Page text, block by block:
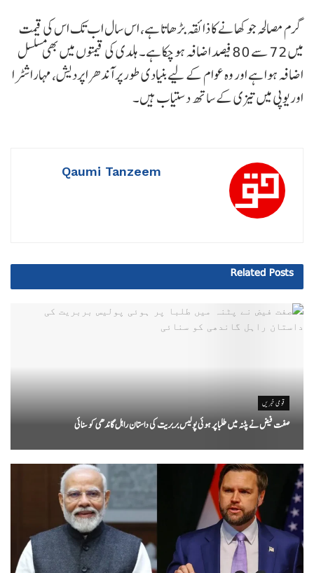
گرم مصالحہ جو کھانے کا ذائقہ بڑھاتا ہے، اس سال اب تک اس کی قیمت
میں 72 سے 80 فیصد اضافہ ہو چکا ہے۔ ہلدی کی قیمتوں میں بھی مسلسل
اضافہ ہوا ہے اور وہ عوام کے لیے بنیادی طور پر آندھرا پردیش، مہاراشٹرا
اور یوپی میں تیزی کے ساتھ دستیاب ہیں۔
Qaumi Tanzeem
Related Posts
قومی خبریں
صفت فیض نے پٹنہ میں طلبا پر ہوئی پولیس بربریت کی داستان راہل گاندھی کو سنائی